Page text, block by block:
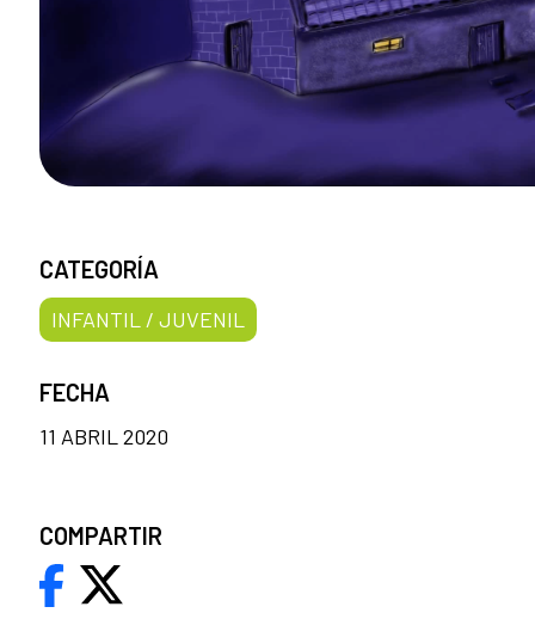
CATEGORÍA
INFANTIL / JUVENIL
FECHA
11 ABRIL 2020
COMPARTIR